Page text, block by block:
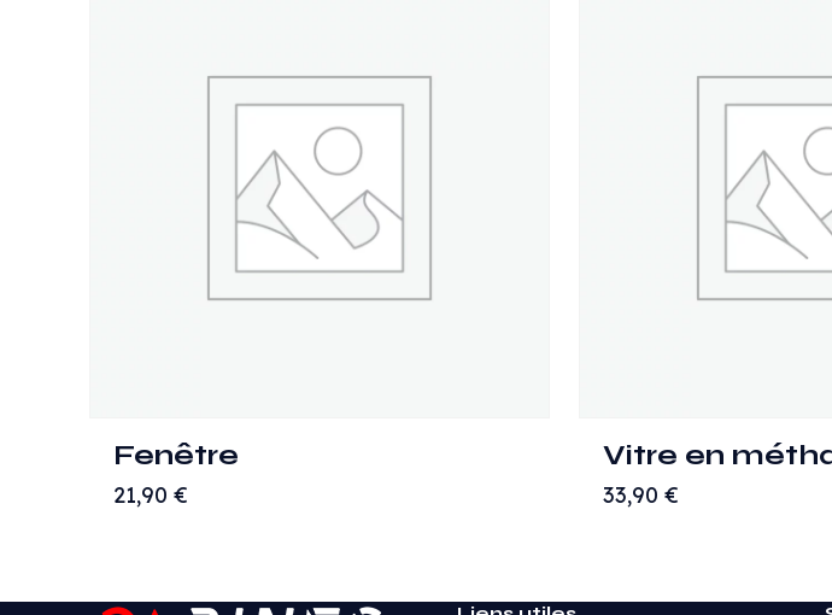
Fenêtre
21,90€
Vitre en
33,90€